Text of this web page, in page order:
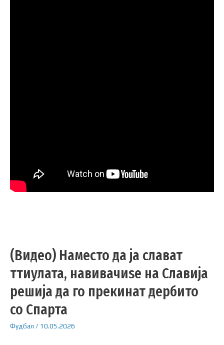
(Видео) Наместо да ја слават
ттиулата, навивачиѕе на Славија
решија да го прекинат дербито
со Спарта
Фудбал / 10.05.2026